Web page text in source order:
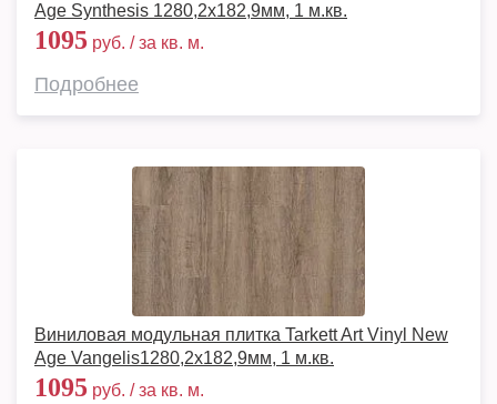
Age Synthesis 1280,2х182,9мм, 1 м.кв.
1095 руб. / за кв. м.
Подробнее
Виниловая модульная плитка Tarkett Art Vinyl New
Age Vangelis1280,2х182,9мм, 1 м.кв.
1095 руб. / за кв. м.